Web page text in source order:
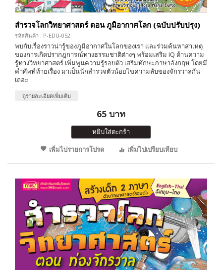
สำรวจโลกวิทยาศาสตร์ ตอน ภูมิอากาศโลก (ฉบับปรับปรุง)
รหัสสินค้า : P-EDU-052
พบกับเรื่องราวน่ารู้ของภูมิอากาศในโลกของเรา และร่วมค้นหาสาเหตุ
ของการเกิดปรากฎการณ์ทางธรรมชาติต่างๆ พร้อมเสริม IQ ด้านความ
รู้ทางวิทยาศาสตร์ เพิ่มพูนความรู้รอบตัว เสริมทักษะภาษาอังกฤษ โดยมี
คำศัพท์ท้ายเรื่อง มาเป็นนักสำรวจตัวน้อยไขความลับของจักรวาลกัน
เถอะ
ดูรายละเอียดเพิ่มเติม
65 บาท
หยิบใส่ตะกร้า
เพิ่มไปรายการโปรด
เพิ่มไปเปรียบเทียบ